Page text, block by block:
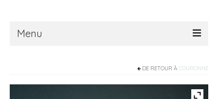
Menu
DE RETOUR À COURONNE